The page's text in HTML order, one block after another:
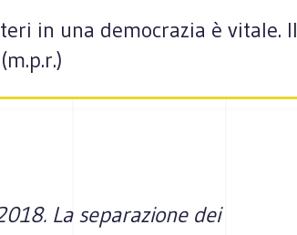
in una democrazia è vitale. Il
La separazione dei